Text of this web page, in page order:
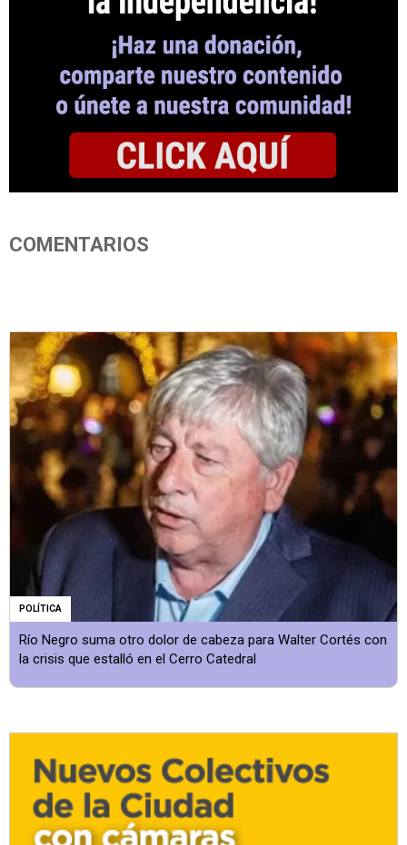
COMENTARIOS
POLÍTICA
Río Negro suma otro dolor de cabeza para Walter Cortés con
la crisis que estalló en el Cerro Catedral